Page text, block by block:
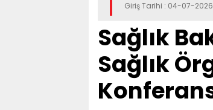
Giriş Tarihi : 04-07-2026
Sağlık
Sağlık